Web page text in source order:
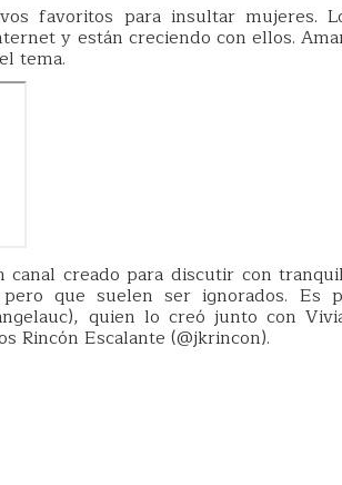
favoritos para insultar mujeres.
y están creciendo con ellos.
tema.
canal creado para discutir con
que suelen ser ignorados. Es
quien lo creó junto con
Rincón Escalante (@jkrincon).